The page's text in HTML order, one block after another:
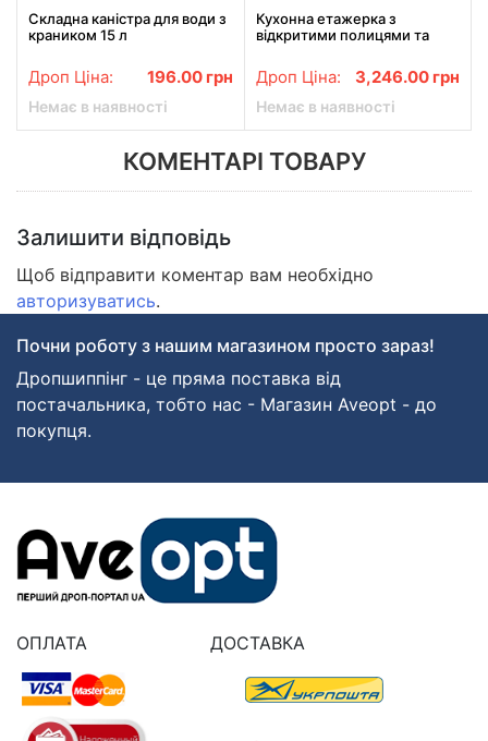
Складна каністра для води з
краником 15 л
Дроп Ціна: 196.00 грн
Немає в наявності
Кухонна етажерка з
відкритими полицями та
Дроп Ціна: 3,246.00 грн
Немає в наявності
КОМЕНТАРІ ТОВАРУ
Залишити відповідь
Щоб відправити коментар вам необхідно
авторизуватись.
Почни роботу з нашим магазином просто зараз!
Дропшиппінг - це пряма поставка від
постачальника, тобто нас - Магазин Aveopt - до
покупця.
ОПЛАТА ДОСТАВКА